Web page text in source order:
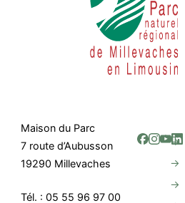
Maison du Parc
7 route d’Aubusson
19290 Millevaches
Tél. : 05 55 96 97 00